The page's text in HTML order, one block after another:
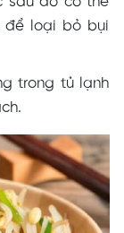
để loại bỏ bụi
trong tủ lạnh